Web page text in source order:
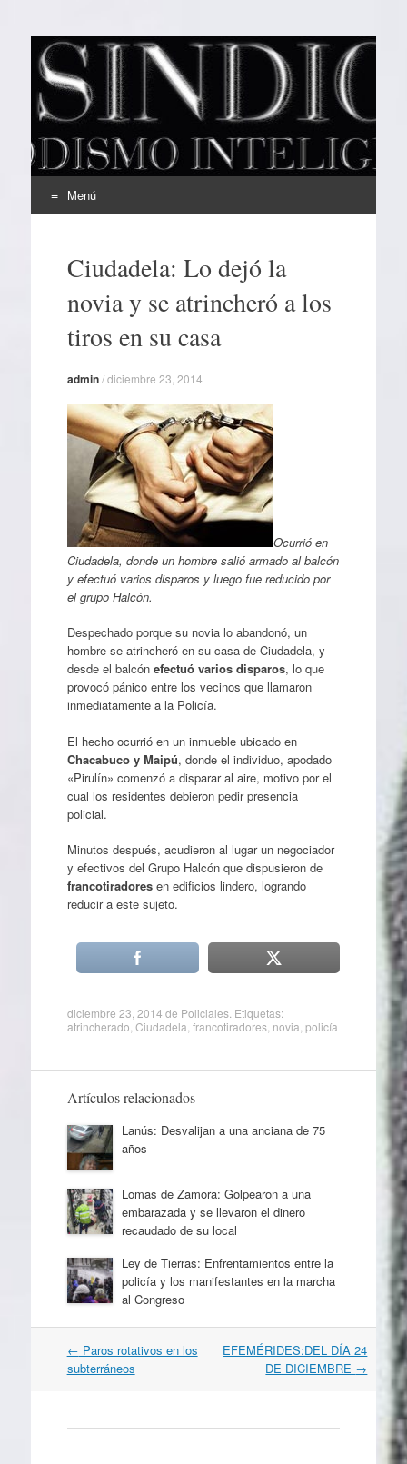
EL SINDICAL
Periodismo Inteligente
Menú
contenidoCiudadela: Lo dejó la
novia y se atrincheró a los
tiros en su casa
admin/diciembre 23, 2014
Ocurrió en
Ciudadela, donde un hombre salió armado al balcón
y efectuó varios disparos y luego fue reducido por
el grupo Halcón.
Despechado porque su novia lo abandonó, un
hombre se atrincheró en su casa de Ciudadela, y
desde el balcón efectuó varios disparos, lo que
provocó pánico entre los vecinos que llamaron
inmediatamente a la Policía.
El hecho ocurrió en un inmueble ubicado en
Chacabuco y Maipú, donde el individuo, apodado
«Pirulín» comenzó a disparar al aire, motivo por el
cual los residentes debieron pedir presencia
policial.
Minutos después, acudieron al lugar un negociador
y efectivos del Grupo Halcón que dispusieron de
francotiradores en edificios lindero, logrando
reducir a este sujeto.
diciembre 23, 2014 de Policiales. Etiquetas:
atrincherado Ciudadela francotiradores, novia policía
Artículos relacionados
Lanús: Desvalijan a una anciana de 75
años
Lomas de Zamora: Golpearon a una
embarazada y se llevaron el dinero
recaudado de su local
Ley de Tierras: Enfrentamientos entre la
policía y los manifestantes en la marcha
al Congreso
Navegación
por
← Paros rotativos en los
subterráneos
EFEMÉRIDES:DEL DÍA 24
DE DICIEMBRE →